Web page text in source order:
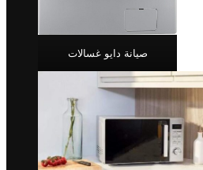
صيانة دايو غسالات